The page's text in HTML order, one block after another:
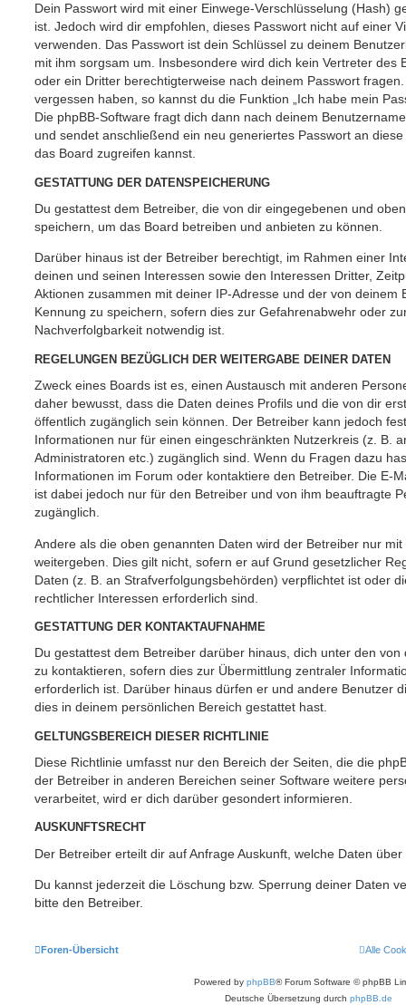
Dein Passwort wird mit einer Einwege-Verschlüsselung (Hash)
ist. Jedoch wird dir empfohlen, dieses Passwort nicht auf einer
verwenden. Das Passwort ist dein Schlüssel zu deinem
mit ihm sorgsam um. Insbesondere wird dich kein Vertreter des
oder ein Dritter berechtigterweise nach deinem Passwort
vergessen haben, so kannst du die Funktion „Ich habe mein
Die phpBB-Software fragt dich dann nach deinem
und sendet anschließend ein neu generiertes Passwort an
das Board zugreifen kannst.
GESTATTUNG DER DATENSPEICHERUNG
Du gestattest dem Betreiber, die von dir eingegebenen und
speichern, um das Board betreiben und anbieten zu können.
Darüber hinaus ist der Betreiber berechtigt, im Rahmen einer
deinen und seinen Interessen sowie den Interessen Dritter,
Aktionen zusammen mit deiner IP-Adresse und der von deinem
Kennung zu speichern, sofern dies zur Gefahrenabwehr oder
Nachverfolgbarkeit notwendig ist.
REGELUNGEN BEZÜGLICH DER WEITERGABE DEINER DATEN
Zweck eines Boards ist es, einen Austausch mit anderen
daher bewusst, dass die Daten deines Profils und die von dir
öffentlich zugänglich sein können. Der Betreiber kann jedoch
Informationen nur für einen eingeschränkten Nutzerkreis (z. B.
Administratoren etc.) zugänglich sind. Wenn du Fragen dazu
Informationen im Forum oder kontaktiere den Betreiber. Die E-
ist dabei jedoch nur für den Betreiber und von ihm beauftragte
zugänglich.
Andere als die oben genannten Daten wird der Betreiber nur
weitergeben. Dies gilt nicht, sofern er auf Grund gesetzlicher
Daten (z. B. an Strafverfolgungsbehörden) verpflichtet ist oder
rechtlicher Interessen erforderlich sind.
GESTATTUNG DER KONTAKTAUFNAHME
Du gestattest dem Betreiber darüber hinaus, dich unter den
zu kontaktieren, sofern dies zur Übermittlung zentraler
erforderlich ist. Darüber hinaus dürfen er und andere Benutzer
dies in deinem persönlichen Bereich gestattet hast.
GELTUNGSBEREICH DIESER RICHTLINIE
Diese Richtlinie umfasst nur den Bereich der Seiten, die die
der Betreiber in anderen Bereichen seiner Software weitere
verarbeitet, wird er dich darüber gesondert informieren.
AUSKUNFTSRECHT
Der Betreiber erteilt dir auf Anfrage Auskunft, welche Daten
Du kannst jederzeit die Löschung bzw. Sperrung deiner Daten
bitte den Betreiber.
Foren-Übersicht Alle
Powered by phpBB® Forum Software © phpBB
Deutsche Übersetzung durch phpBB.de